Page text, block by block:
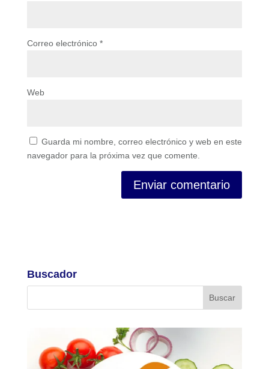
Correo electrónico *
Web
Guarda mi nombre, correo electrónico y web en este
navegador para la próxima vez que comente.
Buscador